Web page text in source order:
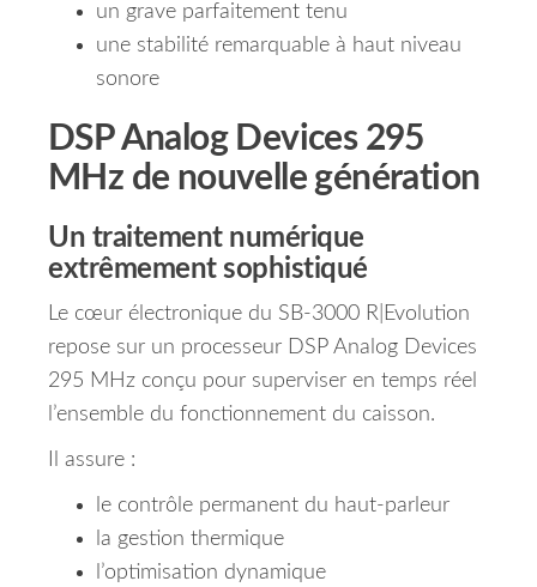
un grave parfaitement tenu
une stabilité remarquable à haut niveau
sonore
DSP Analog Devices 295
MHz de nouvelle génération
Un traitement numérique
extrêmement sophistiqué
Le cœur électronique du SB-3000 R|Evolution
repose sur un processeur DSP Analog Devices
295 MHz conçu pour superviser en temps réel
l’ensemble du fonctionnement du caisson.
Il assure :
le contrôle permanent du haut-parleur
la gestion thermique
l’optimisation dynamique